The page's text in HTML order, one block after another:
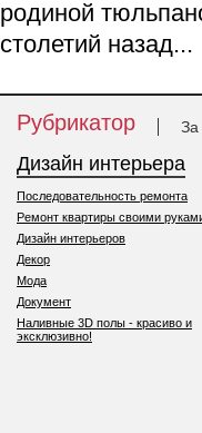
родиной
столетий назад...
Рубрикатор За
Дизайн интерьера
Последовательность ремонта
Ремонт квартиры своими
Дизайн интерьеров
Декор
Мода
Документ
Наливные 3D полы - красиво и
эксклюзивно!